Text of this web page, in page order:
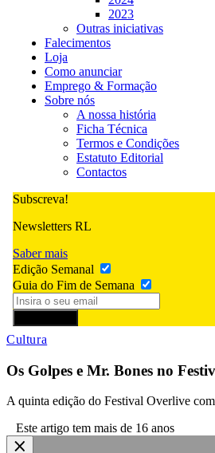
2023
Outras iniciativas
Falecimentos
Loja
Como anunciar
Emprego & Formação
Sobre nós
A nossa história
Ficha Técnica
Termos e Condições
Estatuto Editorial
Contactos
Subscreva!
Newsletters RL
Saber mais
Edição Semanal
Guia do Fim de Semana
Cultura
Os Golpes e Mr. Bones no
A quinta edição do Festival Overlive
Este artigo tem mais de 16 anos